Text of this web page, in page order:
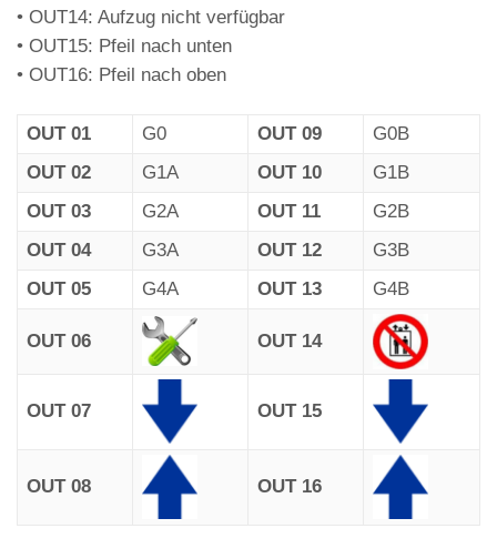
• OUT14: Aufzug nicht verfügbar
• OUT15: Pfeil nach unten
• OUT16: Pfeil nach oben
OUT 01 G0 OUT 09
G0B
OUT 02
G1A OUT 10
G1B
OUT 03
G2A OUT 11
G2B
OUT 04
G3A OUT 12
G3B
OUT 05
G4A OUT 13 G4B
OUT 06 OUT 14
OUT 07 OUT 15
OUT 08 OUT 16